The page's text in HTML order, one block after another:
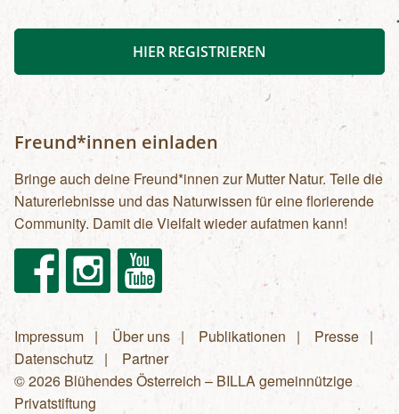
HIER REGISTRIEREN
Freund*innen einladen
Bringe auch deine Freund*innen zur Mutter Natur. Teile die
Naturerlebnisse und das Naturwissen für eine florierende
Community. Damit die Vielfalt wieder aufatmen kann!
FacebookInstagram Youtube
Fußzeilenmenü
Impressum Über uns Publikationen
Presse
Datenschutz
Partner
© 2026 Blühendes Österreich – BILLA gemeinnützige
Privatstiftung